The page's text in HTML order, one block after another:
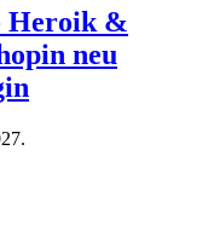
Heroik &
neu
.